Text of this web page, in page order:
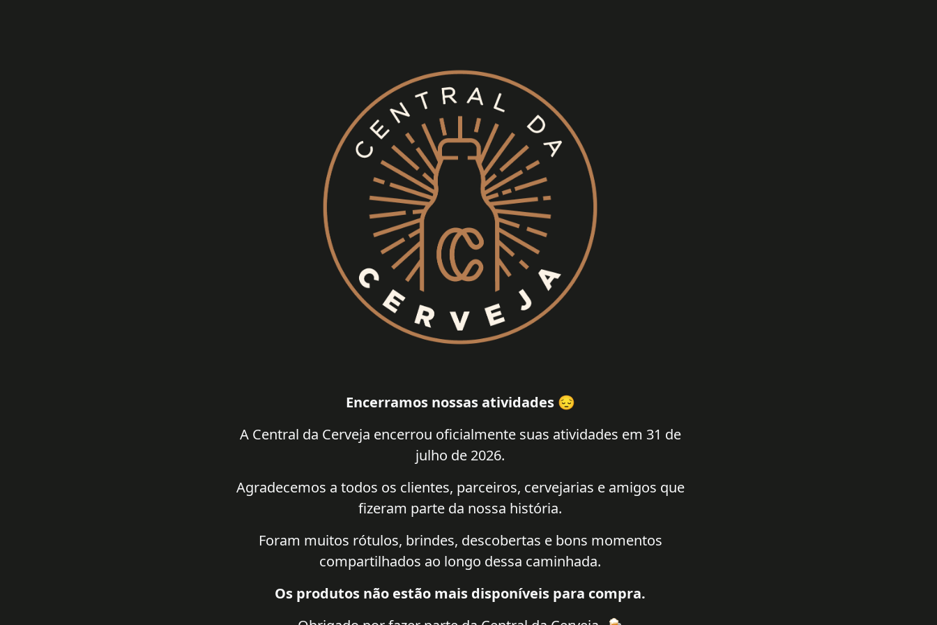
Encerramos nossas atividades 😔
A Central da Cerveja encerrou oficialmente suas atividades em 31 de
julho de 2026.
Agradecemos a todos os clientes, parceiros, cervejarias e amigos que
fizeram parte da nossa história.
Foram muitos rótulos, brindes, descobertas e bons momentos
compartilhados ao longo dessa caminhada.
Os produtos não estão mais disponíveis para compra.